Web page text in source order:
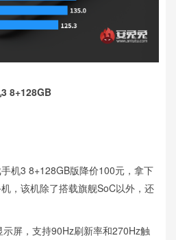
8+128GB
机3 8+128GB版降价100元，拿下
，该机除了搭载旗舰SoC以外，还
屏，支持90Hz刷新率和270Hz触